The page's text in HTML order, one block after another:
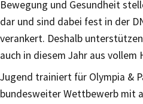
Bewegung und Gesundheit
dar und sind dabei fest in der
verankert. Deshalb
auch in diesem Jahr aus vollem
Jugend trainiert für Olympia &
bundesweiter Wettbewerb mit